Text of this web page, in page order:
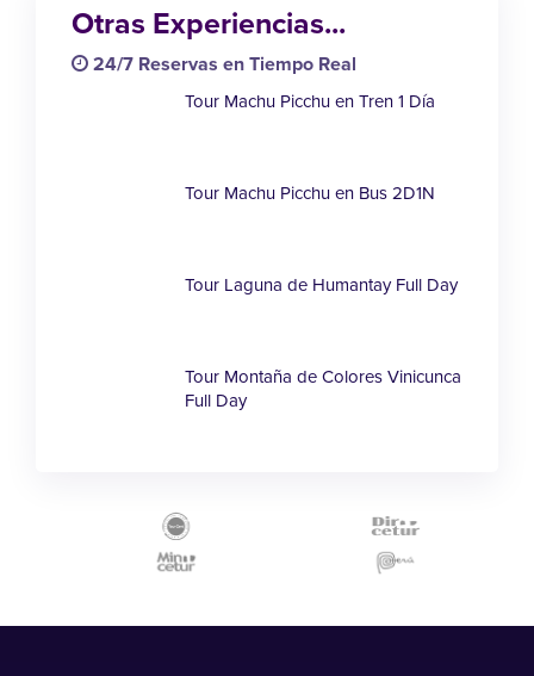
Otras Experiencias...
24/7 Reservas en Tiempo Real
Tour Machu Picchu en Tren 1 Día
Tour Machu Picchu en Bus 2D1N
Tour Laguna de Humantay Full Day
Tour Montaña de Colores Vinicunca
Full Day